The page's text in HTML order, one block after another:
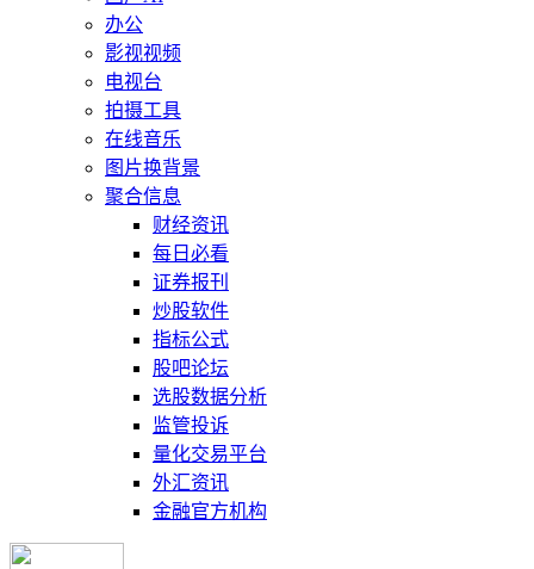
办公
影视视频
电视台
拍摄工具
在线音乐
图片换背景
聚合信息
财经资讯
每日必看
证券报刊
炒股软件
指标公式
股吧论坛
选股数据分析
监管投诉
量化交易平台
外汇资讯
金融官方机构